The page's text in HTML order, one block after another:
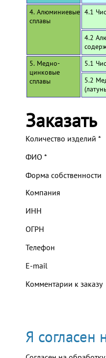
4. Алюминиевые
сплавы
4.1
4.2
5. Медно-
цинковые
сплавы
5.1
5.2
Заказать
Количество изделий *
ФИО *
Форма собственности
Компания
ИНН
ОГРН
Телефон
E-mail
Комментарии к заказу
Я согласен